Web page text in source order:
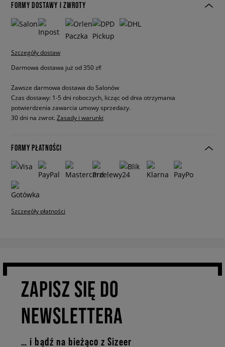
FORMY DOSTAWY I ZWROTY
Szczegóły dostaw
Darmowa dostawa już od 350 zł!
Zawsze darmowa dostawa do Salonów
Czas dostawy: 1-5 dni roboczych, licząc od dnia otrzymania
potwierdzenia zawarcia umowy sprzedaży.
30 dni na zwrot. Zasady i warunki
FORMY PŁATNOŚCI
Szczegóły płatności
ZAPISZ SIĘ DO
NEWSLETTERA
… i bądź na bieżąco z Sizeer